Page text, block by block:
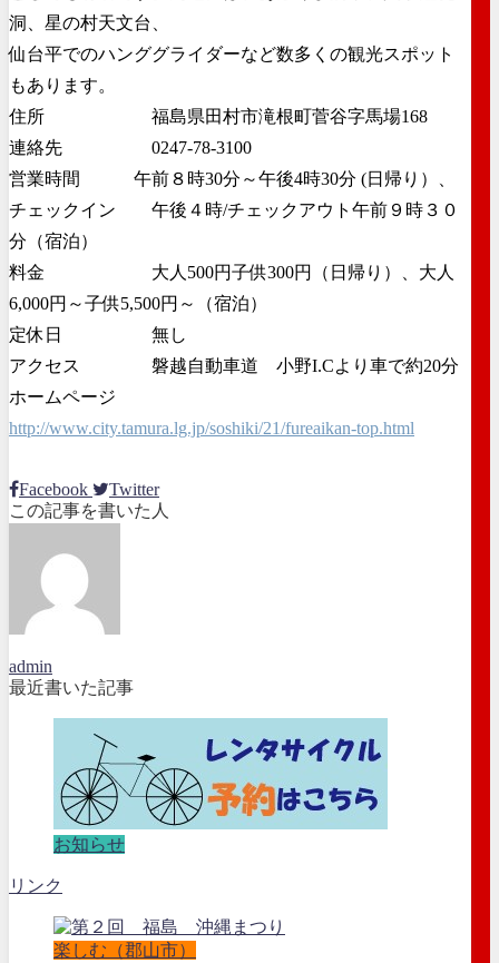
洞、星の村天文台、
仙台平でのハンググライダーなど数多くの観光スポット
もあります。
住所 福島県田村市滝根町菅谷字馬場168
連絡先 0247-78-3100
営業時間 午前８時30分～午後4時30分 (日帰り）、
チェックイン 午後４時/チェックアウト午前９時３０
分（宿泊）
料金 大人500円子供300円（日帰り）、大人
6,000円～子供5,500円～（宿泊）
定休日 無し
アクセス 磐越自動車道 小野I.Cより車で約20分
ホームページ
http://www.city.tamura.lg.jp/soshiki/21/fureaikan-top.html
Facebook
Twitter
この記事を書いた人
admin
最近書いた記事
お知らせ
リンク
楽しむ（郡山市）